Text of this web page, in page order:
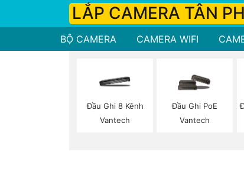
LẮP CAMERA TÂN
BỘ CAMERA CAMERA WIFI
Đầu Ghi 8 Kênh
Vantech
Đầu Ghi PoE
Vantech